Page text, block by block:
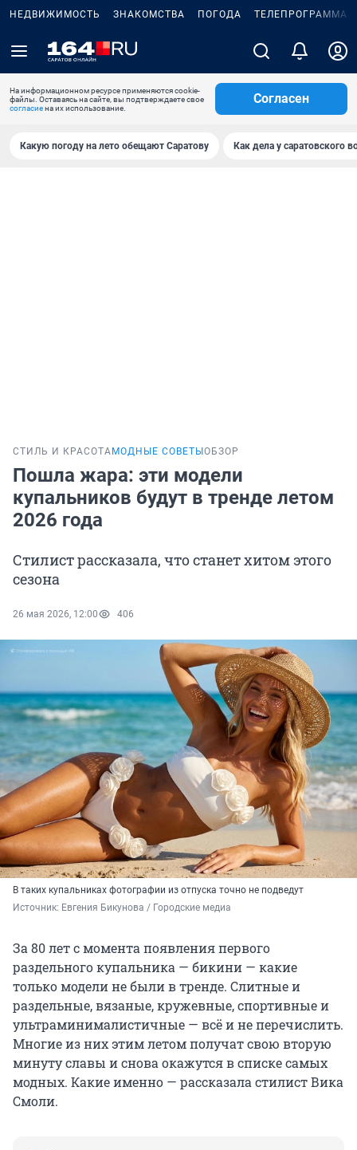
НЕДВИЖИМОСТЬ ЗНАКОМСТВА ПОГОДА ТЕЛЕПРОГРАММА
На информационном ресурсе применяются cookie-
файлы. Оставаясь на сайте, вы подтверждаете свое
согласиена их использование.
Согласен
Какую погоду на лето обещают Саратову Как дела у саратовского
СТИЛЬ И КРАСОТА МОДНЫЕ СОВЕТЫ ОБЗОР
Пошла жара: эти модели
купальников будут в тренде летом
2026 года
Стилист рассказала, что станет хитом этого
сезона
26 мая 2026, 12:00 406
В таких купальниках фотографии из отпуска точно не подведут
Источник: Евгения Бикунова / Городские медиа
За 80 лет с момента появления первого
раздельного купальника — бикини — какие
только модели не были в тренде. Слитные и
раздельные, вязаные, кружевные, спортивные и
ультраминималистичные — всё и не перечислить.
Многие из них этим летом получат свою вторую
минуту славы и снова окажутся в списке самых
модных. Какие именно — рассказала стилист Вика
Смоли.